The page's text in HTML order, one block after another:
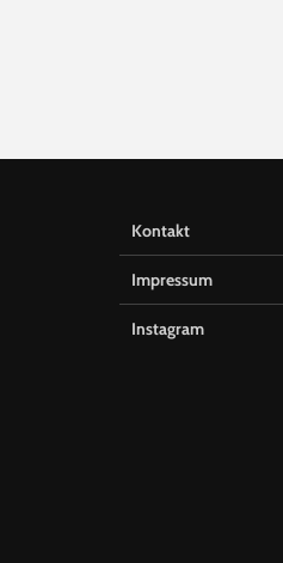
Kontakt
Impressum
Instagram